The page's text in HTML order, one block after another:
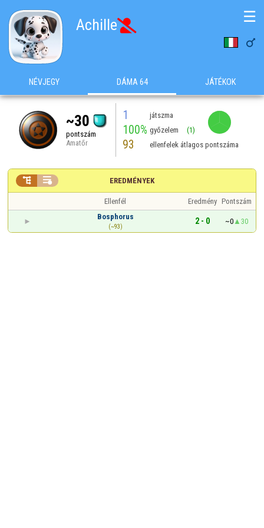
Achille

☰
NÉVJEGY DÁMA 64 JÁTÉKOK
~30
pontszám
Amatőr
1 játszma
100% győzelem (1)
93 ellenfelek átlagos pontszáma
EREDMÉNYEK
 
Ellenfél Eredmény Pontszám
Bosphorus
(~93)
2 - 0 ~0 30